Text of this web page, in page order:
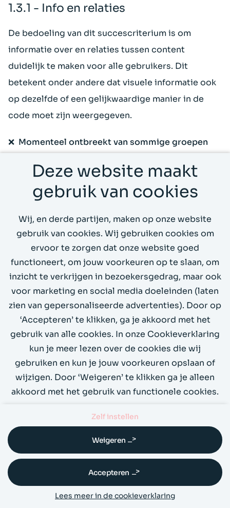
Deze website maakt
gebruik van cookies
Wij, en derde partijen, maken op onze website
gebruik van cookies. Wij gebruiken cookies om
ervoor te zorgen dat onze website goed
functioneert, om jouw voorkeuren op te slaan, om
inzicht te verkrijgen in bezoekersgedrag, maar ook
voor marketing en social media doeleinden (laten
zien van gepersonaliseerde advertenties). Door op
‘Accepteren’ te klikken, ga je akkoord met het
gebruik van alle cookies. In onze Cookieverklaring
kun je meer lezen over de cookies die wij
gebruiken en kun je jouw voorkeuren opslaan of
wijzigen. Door ‘Weigeren’ te klikken ga je alleen
akkoord met het gebruik van functionele cookies.
Zelf instellen
Weigeren
Accepteren
Lees meer in de cookieverklaring
1.3.1 - Info en relaties
De bedoeling van dit succescriterium is om
informatie over en relaties tussen content
duidelijk te maken voor alle gebruikers. Dit
betekent onder andere dat visuele informatie ook
op dezelfde of een gelijkwaardige manier in de
code moet zijn weergegeven.
❌ Momenteel ontbreekt van sommige groepen
bijvoorbeeld aan de drie selectievakjes bij de
cookiemelding, de groep links in de footer of de
Floyd & Hamilton heeft in de roadmap
meegenomen dit in Q2 toegevoegd te hebben.
1.3.2 - Betekenisvolle volgorde
Als de volgorde waarin content wordt
gepresenteerd van invloed is op zijn betekenis,
kan een betekenisvolle leesvolgorde door
software bepaald worden.
De bedoeling van dit succescriterium is om te
logische volgorde kunnen gebruiken en de
betekenis niet verloren gaat.
✅ De gebruiker kan zelf de volgorde van de
content op de pagina beïnvloeden. Daarbij moet
de gebruiker er ook op letten om de Alt-tekst van